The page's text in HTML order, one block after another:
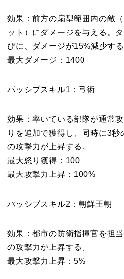
効果：前方の扇型範囲内の敵
ット）にダメージを与える。
びに、ダメージが15%減少する
最大ダメージ：1400
パッシブスキル1：弓術
効果：率いている部隊が通常
りを追加で獲得し、同時に3秒
の攻撃力が上昇する。
最大怒り獲得：100
最大攻撃力上昇：100%
パッシブスキル2：朝鮮王朝
効果：都市の防衛指揮官を担
の攻撃力が上昇する。
最大攻撃力上昇：5%